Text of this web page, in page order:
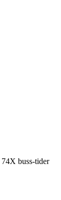
buss-tider